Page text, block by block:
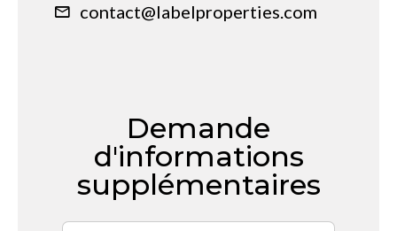
contact@labelproperties.com
Demande
d'informations
supplémentaires